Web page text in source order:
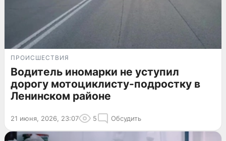
ПРОИСШЕСТВИЯ
Водитель иномарки не уступил
дорогу мотоциклисту-подростку в
Ленинском районе
21 июня, 2026, 23:07 5 Обсудить